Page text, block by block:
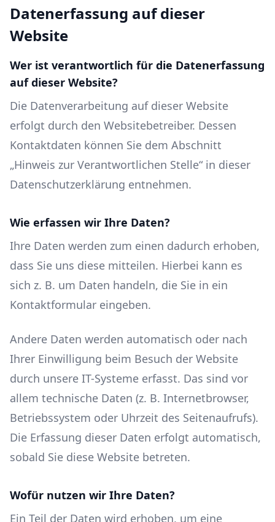
Datenerfassung auf dieser
Website
Wer ist verantwortlich für die Datenerfassung
auf dieser Website?
Die Datenverarbeitung auf dieser Website
erfolgt durch den Websitebetreiber. Dessen
Kontaktdaten können Sie dem Abschnitt
„Hinweis zur Verantwortlichen Stelle“ in dieser
Datenschutzerklärung entnehmen.
Wie erfassen wir Ihre Daten?
Ihre Daten werden zum einen dadurch erhoben,
dass Sie uns diese mitteilen. Hierbei kann es
sich z. B. um Daten handeln, die Sie in ein
Kontaktformular eingeben.
Andere Daten werden automatisch oder nach
Ihrer Einwilligung beim Besuch der Website
durch unsere IT-Systeme erfasst. Das sind vor
allem technische Daten (z. B. Internetbrowser,
Betriebssystem oder Uhrzeit des Seitenaufrufs).
Die Erfassung dieser Daten erfolgt automatisch,
sobald Sie diese Website betreten.
Wofür nutzen wir Ihre Daten?
Ein Teil der Daten wird erhoben, um eine